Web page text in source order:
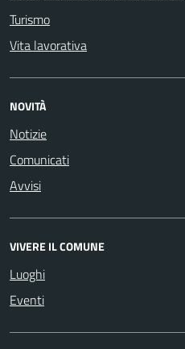
Turismo
Vita lavorativa
NOVITÀ
Notizie
Comunicati
Avvisi
VIVERE IL COMUNE
Luoghi
Eventi